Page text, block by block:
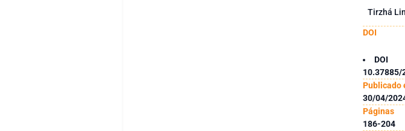
Tirzhá
DOI
DOI
10.37885/
Publicado
30/04/
Páginas
186-204